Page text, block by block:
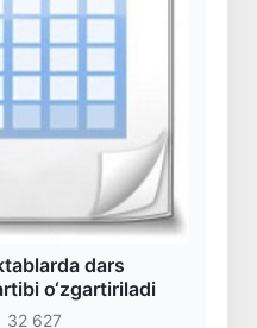
dars
o‘zgartiriladi
32 627